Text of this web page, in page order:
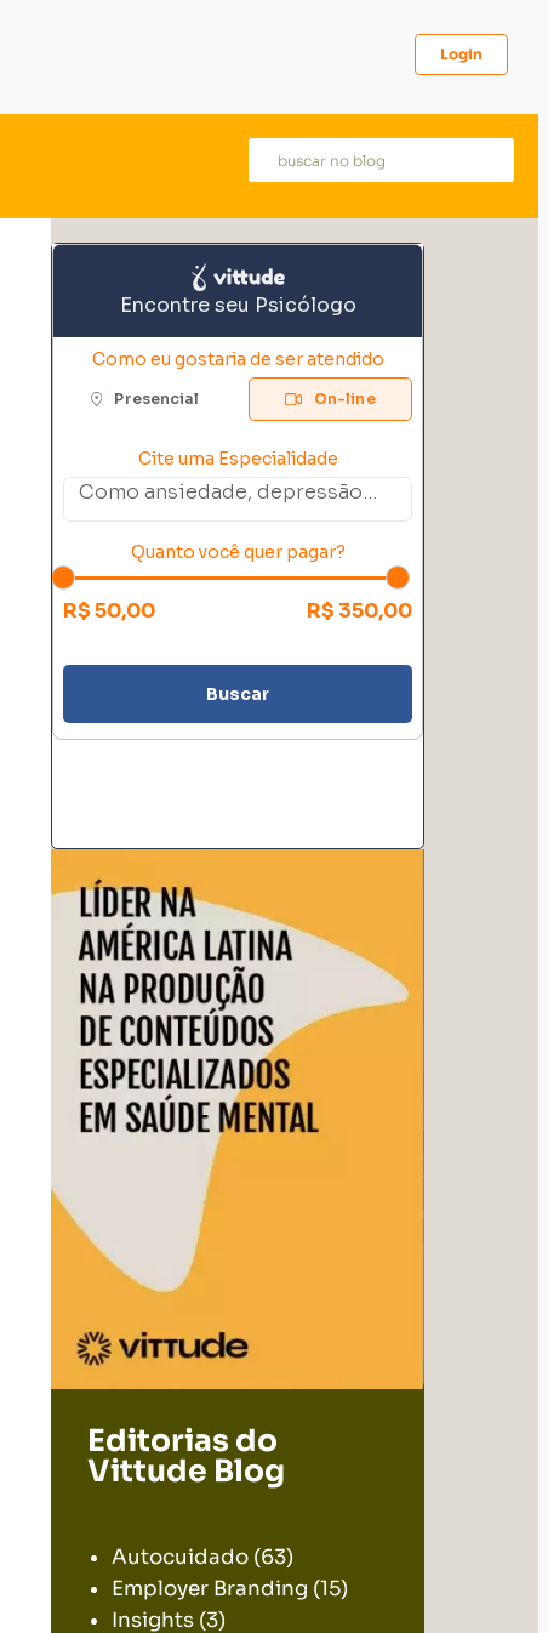
Login
Editorias do
Vittude Blog
Autocuidado (63)
Employer Branding (15)
Insights (3)